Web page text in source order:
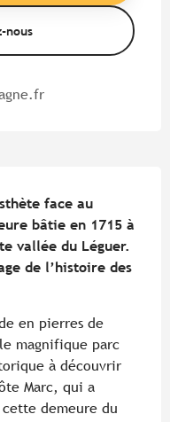
nous
face au
bâtie en 1715 à
vallée du Léguer.
de l’histoire des
en pierres de
magnifique parc
à découvrir
Marc, qui a
demeure du